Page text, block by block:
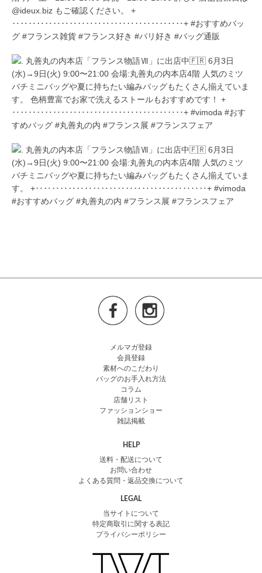
メルマガ登録
会員登録
素材へのこだわり
バッグのお手入れ方法
コラム
店舗リスト
ファッションショー
雑誌掲載
HELP
送料・配送について
お問い合わせ
よくある質問・返品交換について
LEGAL
当サイトについて
特定商取引に関する表記
プライバシーポリシー